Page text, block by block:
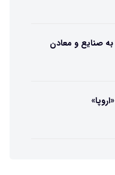
به صنایع و معادن